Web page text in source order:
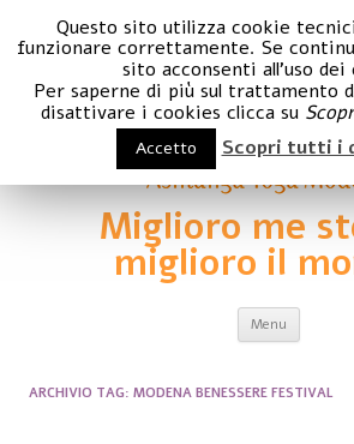
Miglioro me
miglioro il
Menu
ARCHIVIO TAG: MODENA BENESSERE FESTIVAL
Questo sito utilizza cookie
funzionare correttamente. Se
sito acconsenti all'uso dei
Per saperne di più sul trattamento
disattivare i cookies clicca su
Accetto Scopri tutti i